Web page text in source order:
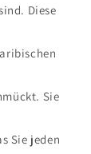
Diese
Sie
Sie jeden